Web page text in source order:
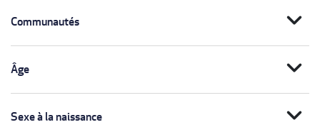
Communautés expand_more
Âge expand_more
Sexe à la naissance expand_more